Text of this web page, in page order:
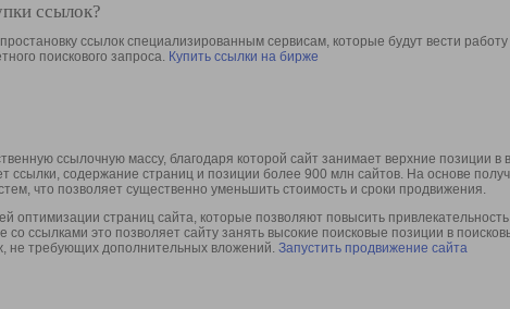
ссылок?
ссылок специализированным сервисам, которые будут вести
поискового запроса. Купить ссылки на бирже
ссылочную массу, благодаря которой сайт занимает верхние
ссылки, содержание страниц и позиции более 900 млн сайтов. На основе
что позволяет существенно уменьшить стоимость и сроки продвижения.
страниц сайта, которые позволяют повысить
со ссылками это позволяет сайту занять высокие поисковые позиции в
не требующих дополнительных вложений. Запустить продвижение сайта